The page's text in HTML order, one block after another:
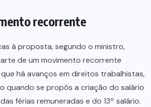
recorrente
à proposta, segundo o ministro,
de um movimento recorrente
há avanços em direitos trabalhistas,
quando se propôs a criação do salário
férias remuneradas e do 13º salário.